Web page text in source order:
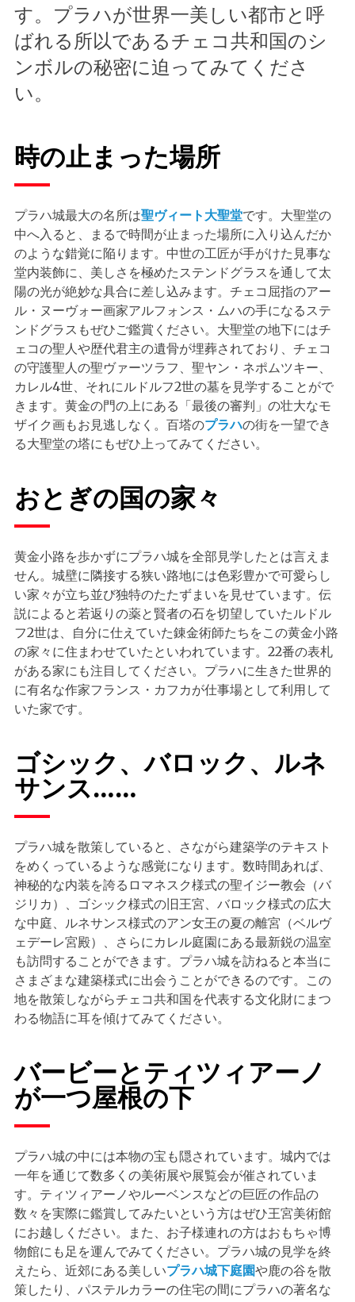
す。プラハが世界一美しい都市と呼
ばれる所以であるチェコ共和国のシ
ンボルの秘密に迫ってみてくださ
い。
時の止まった場所
プラハ城最大の名所は聖ヴィート大聖堂です。大聖堂の
中へ入ると、まるで時間が止まった場所に入り込んだか
のような錯覚に陥ります。中世の工匠が手がけた見事な
堂内装飾に、美しさを極めたステンドグラスを通して太
陽の光が絶妙な具合に差し込みます。チェコ屈指のアー
ル・ヌーヴォー画家アルフォンス・ムハの手になるステ
ンドグラスもぜひご鑑賞ください。大聖堂の地下にはチ
ェコの聖人や歴代君主の遺骨が埋葬されており、チェコ
の守護聖人の聖ヴァーツラフ、聖ヤン・ネポムツキー、
カレル4世、それにルドルフ2世の墓を見学することがで
きます。黄金の門の上にある「最後の審判」の壮大なモ
ザイク画もお見逃しなく。百塔のプラハの街を一望でき
る大聖堂の塔にもぜひ上ってみてください。
おとぎの国の家々
黄金小路を歩かずにプラハ城を全部見学したとは言えま
せん。城壁に隣接する狭い路地には色彩豊かで可愛らし
い家々が立ち並び独特のたたずまいを見せています。伝
説によると若返りの薬と賢者の石を切望していたルドル
フ2世は、自分に仕えていた錬金術師たちをこの黄金小路
の家々に住まわせていたといわれています。22番の表札
がある家にも注目してください。プラハに生きた世界的
に有名な作家フランス・カフカが仕事場として利用して
いた家です。
ゴシック、バロック、ルネ
サンス……
プラハ城を散策していると、さながら建築学のテキスト
をめくっているような感覚になります。数時間あれば、
神秘的な内装を誇るロマネスク様式の聖イジー教会（バ
ジリカ）、ゴシック様式の旧王宮、バロック様式の広大
な中庭、ルネサンス様式のアン女王の夏の離宮（ベルヴ
ェデーレ宮殿）、さらにカレル庭園にある最新鋭の温室
も訪問することができます。プラハ城を訪ねると本当に
さまざまな建築様式に出会うことができるのです。この
地を散策しながらチェコ共和国を代表する文化財にまつ
わる物語に耳を傾けてみてください。
バービーとティツィアーノ
が一つ屋根の下
プラハ城の中には本物の宝も隠されています。城内では
一年を通じて数多くの美術展や展覧会が催されていま
す。ティツィアーノやルーベンスなどの巨匠の作品の
数々を実際に鑑賞してみたいという方はぜひ王宮美術館
にお越しください。また、お子様連れの方はおもちゃ博
物館にも足を運んでみてください。プラハ城の見学を終
えたら、近郊にある美しいプラハ城下庭園や鹿の谷を散
策したり、パステルカラーの住宅の間にプラハの著名な